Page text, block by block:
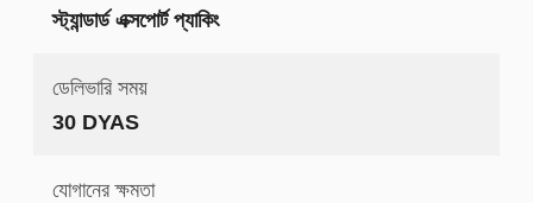
স্ট্যান্ডার্ড এক্সপোর্ট প্যাকিং
ডেলিভারি সময়
30 DYAS
যোগানের ক্ষমতা